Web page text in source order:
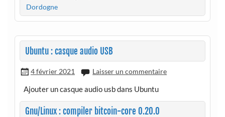
Dordogne
Ubuntu : casque audio USB
4 février 2021 Laisser un commentaire
Ajouter un casque audio usb dans Ubuntu
Gnu/Linux : compiler bitcoin-core 0.20.0